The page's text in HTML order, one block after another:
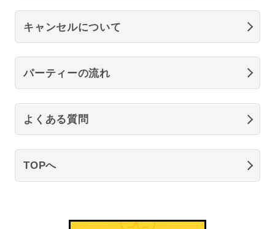
キャンセルについて
パーティーの流れ
よくある質問
TOPへ